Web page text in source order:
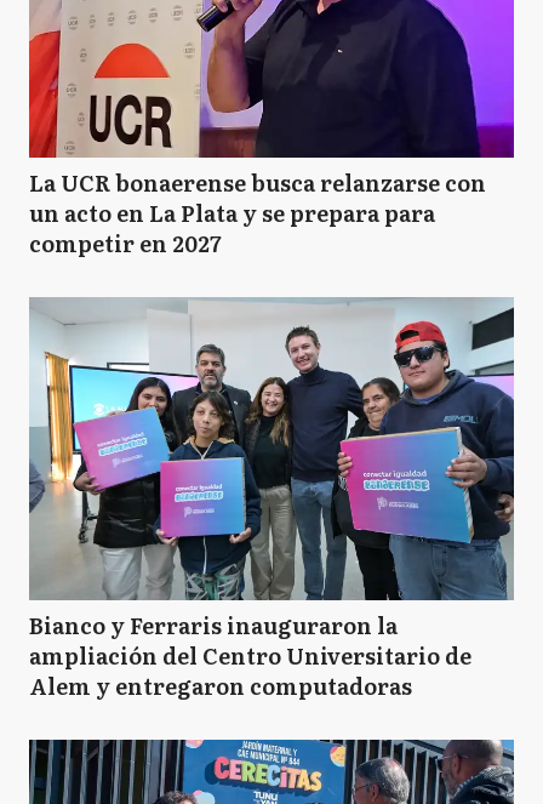
La UCR bonaerense busca relanzarse con
un acto en La Plata y se prepara para
competir en 2027
Bianco y Ferraris inauguraron la
ampliación del Centro Universitario de
Alem y entregaron computadoras